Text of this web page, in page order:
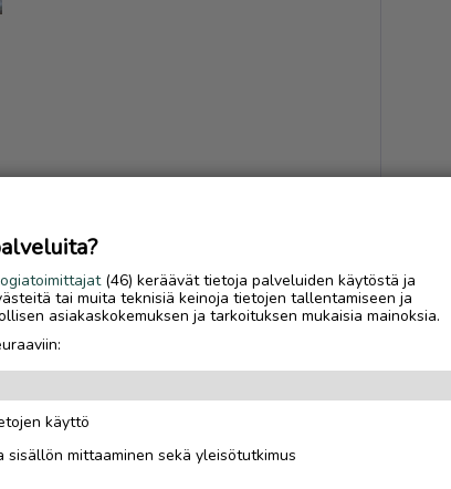
(46) keräävät tietoja palveluiden käytöstä ja
tai muita teknisiä keinoja tietojen tallentamiseen ja
asiakaskokemuksen ja tarkoituksen mukaisia mainoksia.
käyttö
mittaaminen sekä yleisötutkimus